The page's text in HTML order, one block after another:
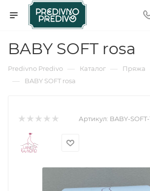
BABY SOFT rosa
Predivno Predivo — Каталог — Пряжа
— BABY SOFT rosa
Артикул: BABY-